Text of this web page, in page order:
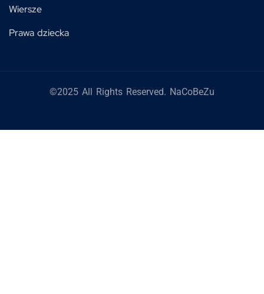
Wiersze
Prawa dziecka
©2025 All Rights Reserved. NaCoBeZu